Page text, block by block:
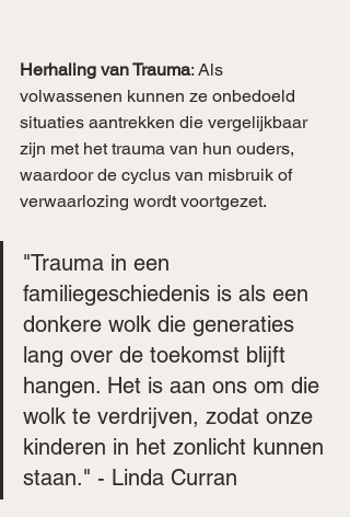
Herhaling van Trauma: Als
volwassenen kunnen ze onbedoeld
situaties aantrekken die vergelijkbaar
zijn met het trauma van hun ouders,
waardoor de cyclus van misbruik of
verwaarlozing wordt voortgezet.
"Trauma in een
familiegeschiedenis is als een
donkere wolk die generaties
lang over de toekomst blijft
hangen. Het is aan ons om die
wolk te verdrijven, zodat onze
kinderen in het zonlicht kunnen
staan." - Linda Curran